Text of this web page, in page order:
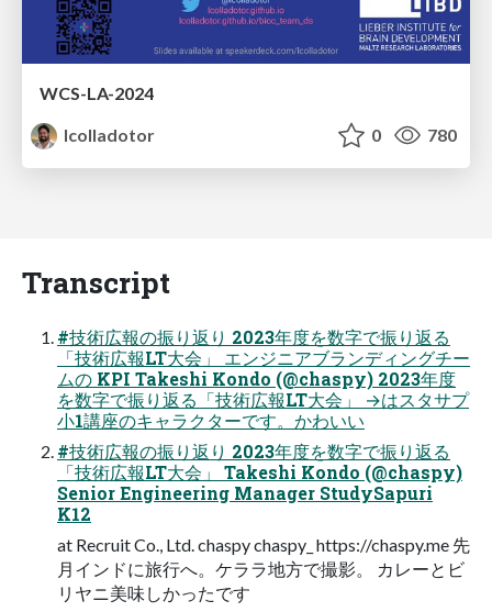
WCS-LA-2024
lcolladotor
0 780
Transcript
#技術広報の振り返り 2023年度を数字で振り返る
「技術広報LT大会」 エンジニアブランディングチー
ムの KPI Takeshi Kondo (@chaspy) 2023年度
を数字で振り返る「技術広報LT大会」 →はスタサプ
小1講座のキャラクターです。かわいい
#技術広報の振り返り 2023年度を数字で振り返る
「技術広報LT大会」 Takeshi Kondo (@chaspy)
Senior Engineering Manager StudySapuri
K12
at Recruit Co., Ltd. chaspy chaspy_ https://chaspy.me 先
月インドに旅行へ。ケララ地方で撮影。 カレーとビ
リヤニ美味しかったです